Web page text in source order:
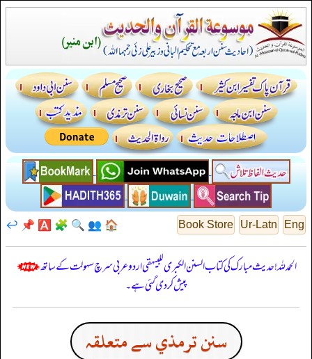
Eng
Ur-Latn
Book Store
🏠
👥
🔍
🧩
🅰️
📌
↩️
الحمدللہ! حدیث مبارک کی کتاب السنن الكبرى للبيهقي اردو عربی سرچ سہولت کے ساتھ
پیش کر دی گئی ہے۔
سنن ترمذي سے متعلقہ